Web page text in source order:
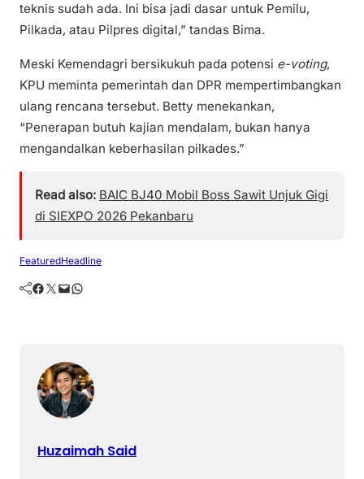
teknis sudah ada. Ini bisa jadi dasar untuk Pemilu,
Pilkada, atau Pilpres digital,” tandas Bima.
Meski Kemendagri bersikukuh pada potensi e-voting,
KPU meminta pemerintah dan DPR mempertimbangkan
ulang rencana tersebut. Betty menekankan,
“Penerapan butuh kajian mendalam, bukan hanya
mengandalkan keberhasilan pilkades.”
Read also: BAIC BJ40 Mobil Boss Sawit Unjuk Gigi
di SIEXPO 2026 Pekanbaru
FeaturedHeadline
Facebook Twitter Mail WhatsApp
Huzaimah Said